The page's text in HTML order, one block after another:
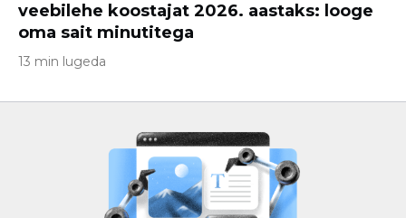
veebilehe koostajat 2026. aastaks: looge
oma sait minutitega
13 min lugeda